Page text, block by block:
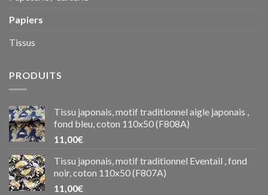
Papiers
Tissus
PRODUITS
Tissu japonais, motif traditionnel aigle japonais ,
fond bleu, coton 110x50 (F808A)
11,00€
Tissu japonais, motif traditionnel Eventail , fond
noir, coton 110x50 (F807A)
11,00€